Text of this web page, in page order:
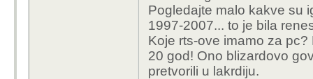
Pogledajte malo kakve su
1997-2007... to je bila
Koje rts-ove imamo za
20 god! Ono blizardovo
pretvorili u lakrdiju.